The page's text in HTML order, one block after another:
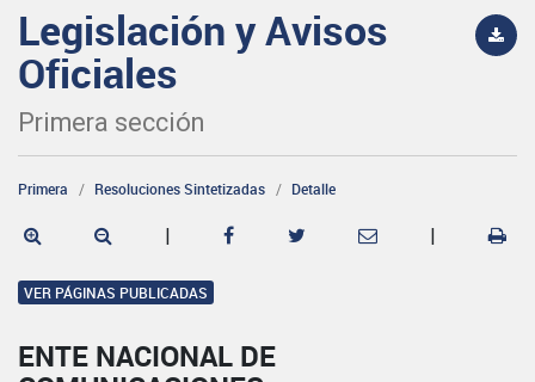
Legislación y Avisos
Oficiales
Primera sección
Primera Resoluciones Sintetizadas Detalle
| |
VER PÁGINAS PUBLICADAS
ENTE NACIONAL DE